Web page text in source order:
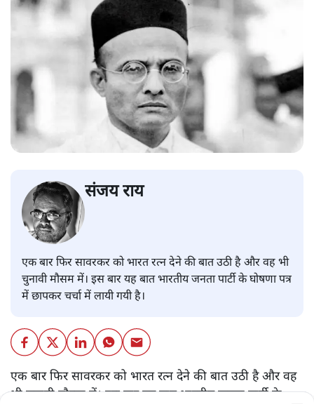
संजय राय
एक बार फिर सावरकर को भारत रत्न देने की बात उठी है और वह भी
चुनावी मौसम में। इस बार यह बात भारतीय जनता पार्टी के घोषणा पत्र
में छापकर चर्चा में लायी गयी है।
एक बार फिर सावरकर को भारत रत्न देने की बात उठी है और वह
भी चुनावी मौसम में। इस बार यह बात भारतीय जनता पार्टी के